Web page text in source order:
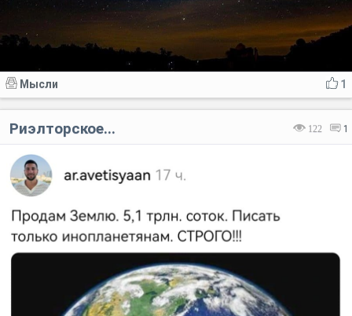
1
Мысли
122 1
Риэлторское...